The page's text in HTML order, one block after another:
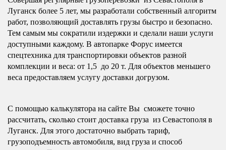
Луганск более 5 лет, мы разработали собственный алгоритм
работ, позволяющий доставлять грузы быстро и безопасно.
Тем самым мы сократили издержки и сделали наши услуги
доступными каждому. В автопарке Форус имеется
спецтехника для транспортировки объектов разной
комплекции и веса: от 1,5 до 20 т. Для объектов меньшего
веса предоставляем услугу доставки догрузом.
С помощью калькулятора на сайте Вы сможете точно
рассчитать, сколько стоит доставка груза из Севастополя в
Луганск. Для этого достаточно выбрать тариф,
грузоподъемность автомобиля, вид груза и способ